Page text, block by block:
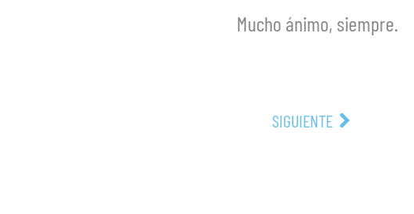
Mucho ánimo, siempre.
SIGUIENTE